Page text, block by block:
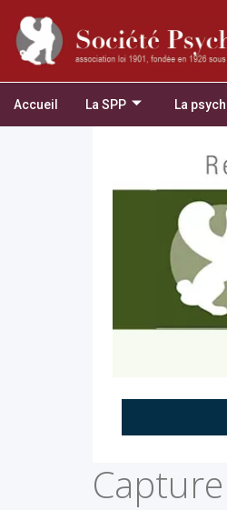
Accueil La SPP La